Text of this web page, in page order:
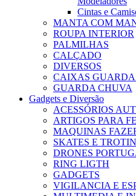
Cintas e
MANTA COM
ROUPA INTERIOR
PALMILHAS
CALÇADO
DIVERSOS
CAIXAS GUARDA
GUARDA CHUVA
Gadgets e Diversão
ACESSÓRIOS
ARTIGOS PARA
MAQUINAS
SKATES E
DRONES
RING LIGTH
GADGETS
VIGILANCIA E